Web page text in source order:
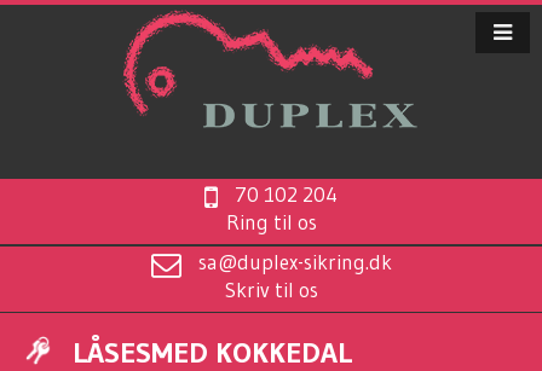
70 102 204
Ring til os
sa@duplex-sikring.dk
Skriv til os
LÅSESMED KOKKEDAL